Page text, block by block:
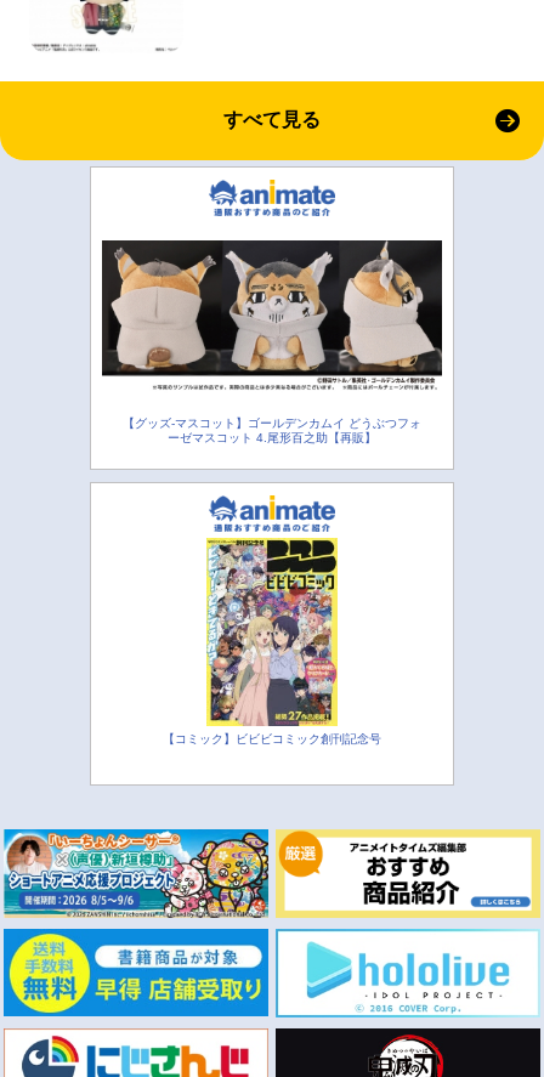
すべて見る
【グッズ-マスコット】ゴールデンカムイ どうぶつフォ
ーゼマスコット 4.尾形百之助【再販】
【コミック】ビビビコミック創刊記念号